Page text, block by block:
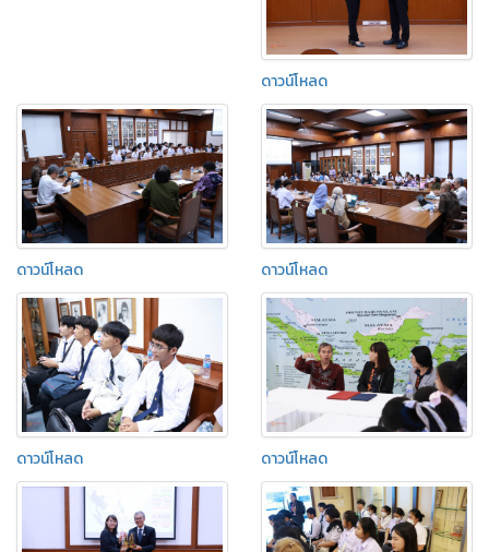
ดาวน์โหลด
ดาวน์โหลด ดาวน์โหลด
ดาวน์โหลด ดาวน์โหลด